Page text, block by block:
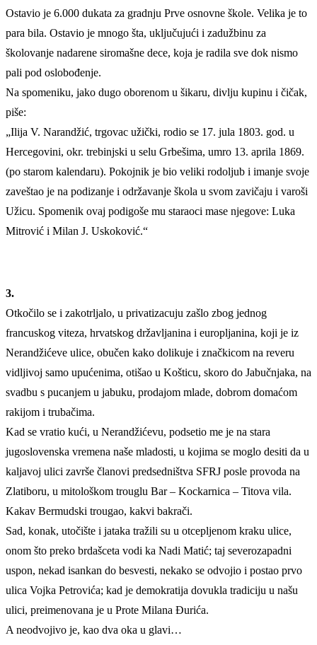
Ostavio je 6.000 dukata za gradnju Prve osnovne škole. Velika je to
para bila. Ostavio je mnogo šta, uključujući i zadužbinu za
školovanje nadarene siromašne dece, koja je radila sve dok nismo
pali pod oslobođenje.
Na spomeniku, jako dugo oborenom u šikaru, divlju kupinu i čičak,
piše:
„Ilija V. Narandžić, trgovac užički, rodio se 17. jula 1803. god. u
Hercegovini, okr. trebinjski u selu Grbešima, umro 13. aprila 1869.
(po starom kalendaru). Pokojnik je bio veliki rodoljub i imanje svoje
zaveštao je na podizanje i održavanje škola u svom zavičaju i varoši
Užicu. Spomenik ovaj podigoše mu staraoci mase njegove: Luka
Mitrović i Milan J. Uskoković.“
3.
Otkočilo se i zakotrljalo, u privatizacuju zašlo zbog jednog
francuskog viteza, hrvatskog državljanina i europljanina, koji je iz
Nerandžićeve ulice, obučen kako dolikuje i značkicom na reveru
vidljivoj samo upućenima, otišao u Košticu, skoro do Jabučnjaka, na
svadbu s pucanjem u jabuku, prodajom mlade, dobrom domaćom
rakijom i trubačima.
Kad se vratio kući, u Nerandžićevu, podsetio me je na stara
jugoslovenska vremena naše mladosti, u kojima se moglo desiti da u
kaljavoj ulici završe članovi predsedništva SFRJ posle provoda na
Zlatiboru, u mitološkom trouglu Bar – Kockarnica – Titova vila.
Kakav Bermudski trougao, kakvi bakrači.
Sad, konak, utočište i jataka tražili su u otcepljenom kraku ulice,
onom što preko brdašceta vodi ka Nadi Matić; taj severozapadni
uspon, nekad isankan do besvesti, nekako se odvojio i postao prvo
ulica Vojka Petrovića; kad je demokratija dovukla tradiciju u našu
ulici, preimenovana je u Prote Milana Đurića.
A neodvojivo je, kao dva oka u glavi…